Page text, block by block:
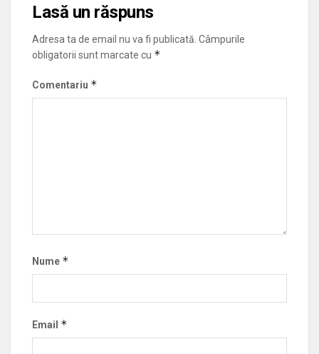
Lasă un răspuns
Adresa ta de email nu va fi publicată. Câmpurile
obligatorii sunt marcate cu *
Comentariu *
Nume *
Email *